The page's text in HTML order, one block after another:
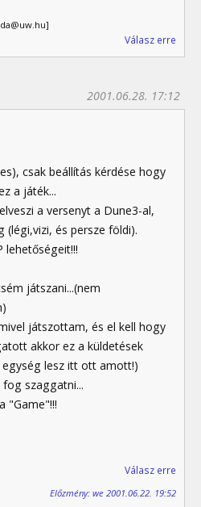
Válasz erre
2001.06.28. 17:12
csak beállítás kérdése hogy
a játék...
a versenyt a Dune3-al,
(légi,vizi, és persze földi).
lehetőségeit!!!
játszani...(nem
játszottam, és el kell hogy
akkor ez a küldetések
lesz itt ott amott!)
fog szaggatni...
"Game"!!!
Válasz erre
Előzmény: we 2001.06.22. 19:52